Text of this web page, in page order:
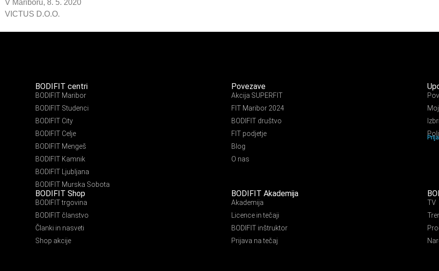
V Mariboru, 8. 5. 2020
VICTUS D.O.O.
BODIFIT centri
BODIFIT Maribor
BODIFIT Studenci
BODIFIT City
BODIFIT Celje
BODIFIT Mengeš
BODIFIT Kamnik
BODIFIT Ljubljana
BODIFIT Murska Sobota
Povezave
Akcija SUPERFIT
FIT Maribor 2024
BODIFIT društvo
FIT podjetje
Blog
O nas
BODIFIT Shop
BODIFIT trgovina
BODIFIT članstvo
Članki in nasveti
Shop akcije
BODIFIT Akademija
Akademija
Licence in tečaji
BODIFIT inštruktor
Prijava na tečaj
TV